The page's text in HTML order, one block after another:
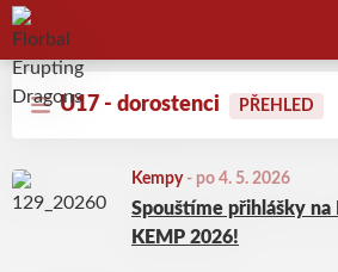
Florbal Erupting Dragons
U17 - dorostenci PŘEHLED
Kempy- po 4. 5. 2026
Spouštíme přihlášky na
KEMP 2026!